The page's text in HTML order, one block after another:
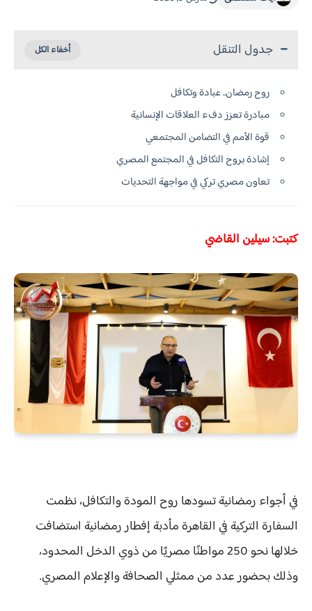
جدول التنقل
روح رمضان.. عبادة وتكافل
مبادرة تعزز دفء العلاقات الإنسانية
قوة الأمم في التضامن المجتمعي
إشادة بروح التكافل في المجتمع المصري
تعاون مصري تركي في مواجهة التحديات
كتبت: سيلين القاضي
في أجواء رمضانية تسودها روح المودة والتكافل، نظمت
السفارة التركية في القاهرة مأدبة إفطار رمضانية استضافت
خلالها نحو250 مواطنًا مصريًا من ذوي الدخل المحدود
،
وذلك بحضور عدد من ممثلي الصحافة والإعلام المصري.